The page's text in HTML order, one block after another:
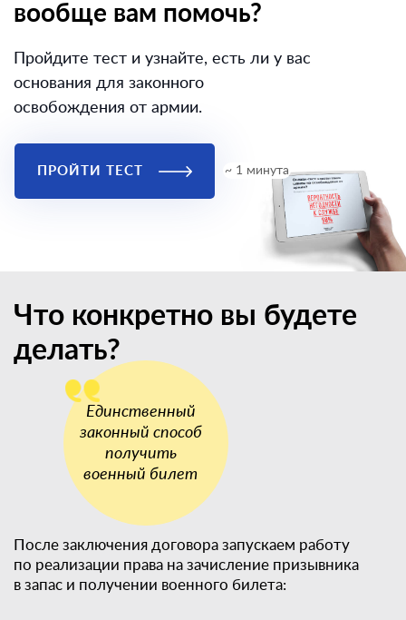
вообще вам помочь?
Пройдите тест и узнайте, есть ли у вас
основания для законного
освобождения от армии.
ПРОЙТИ ТЕСТ ~ 1 минута
Что конкретно вы будете
делать?
После заключения договора запускаем работу
по реализации права на зачисление призывника
в запас и получении военного билета: